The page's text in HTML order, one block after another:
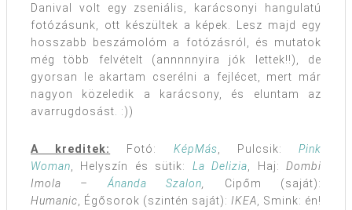
Danival volt egy zseniális, karácsonyi hangulatú
fotózásunk, ott készültek a képek. Lesz majd egy
hosszabb beszámolóm a fotózásról, és mutatok
még több felvételt (annnnnyira jók lettek!!), de
gyorsan le akartam cserélni a fejlécet, mert már
nagyon közeledik a karácsony, és eluntam az
avarrugdosást. :))
A kreditek: Fotó: KépMás , Pulcsik:Pink
Woman , Helyszín és sütik: La Delizia , Haj:Dombi
Imola – Ánanda Szalon
Cipőm (saját):
Humanic , Égősorok (szintén saját): IKEA , Smink: én!